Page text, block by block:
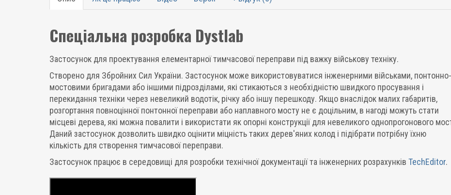
Cпеціальна розробка Dystlab
Застосунок для проектування елементарної тимчасової переправи під важку військову техніку.
Створено для Збройних Сил України. Застосунок може використовуватися інженерними військами, понтонно-
мостовими бригадами або іншими підрозділами, які стикаються з необхідністю швидкого просування і
перекидання техніки через невеликий водотік, річку або іншу перешкоду. Якщо внаслідок малих габаритів,
розгортання повноцінної понтонної переправи або наплавного мосту не є доцільним, в нагоді можуть стати
місцеві дерева, які можна повалити і використати як опорні конструкції для невеликого однопрогонового
Даний застосунок дозволить швидко оцінити міцність таких дерев'яних колод і підібрати потрібну їхню
кількість для створення тимчасової переправи.
Застосунок працює в середовищі для розробки технічної документації та інженерних розрахунків TechEditor.